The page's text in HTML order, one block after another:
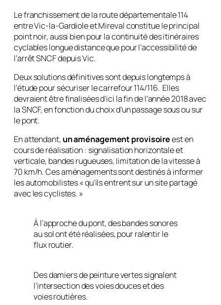
Le franchissement de la route départementale 114
entre Vic-la-Gardiole et Mireval constitue le principal
point noir, aussi bien pour la continuité des itinéraires
cyclables longue distance que pour l’accessibilité de
l’arrêt SNCF depuis Vic.
Deux solutions définitives sont depuis longtemps à
l’étude pour sécuriser le carrefour 114/116. Elles
devraient être finalisées d’ici la fin de l’année 2018 avec
la SNCF, en fonction du choix d’un passage sous ou sur
le pont.
En attendant, un aménagement provisoireest en
cours de réalisation : signalisation horizontale et
verticale, bandes rugueuses, limitation de la vitesse à
70 km/h. Ces aménagements sont destinés à informer
les automobilistes « qu’ils entrent sur un site partagé
avec les cyclistes. »
À l’approche du pont, des bandes sonores
au sol ont été réalisées, pour ralentir le
flux routier.
Des damiers de peinture vertes signalent
l’intersection des voies douces et des
voies routières.